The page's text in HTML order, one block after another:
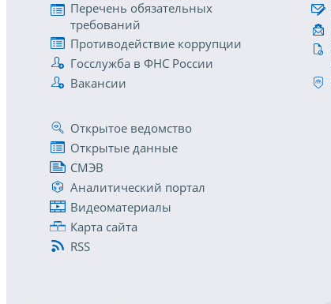
Перечень обязательных
требований
Противодействие коррупции
Госслужба в ФНС России
Вакансии
Открытое ведомство
Открытые данные
СМЭВ
Аналитический портал
Видеоматериалы
Карта сайта
RSS